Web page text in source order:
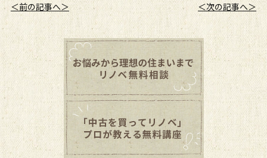
＜前の記事へ＞ ＜次の記事へ＞